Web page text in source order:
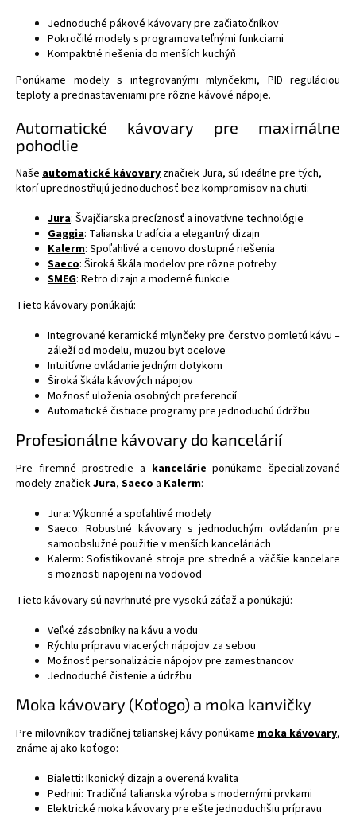
Jednoduché pákové kávovary pre začiatočníkov
Pokročilé modely s programovateľnými funkciami
Kompaktné riešenia do menších kuchýň
Ponúkame modely s integrovanými mlynčekmi, PID reguláciou
teploty a prednastaveniami pre rôzne kávové nápoje.
Automatické kávovary pre maximálne
pohodlie
Naše automatické kávovary značiek Jura, sú ideálne pre tých,
ktorí uprednostňujú jednoduchosť bez kompromisov na chuti:
Jura: Švajčiarska precíznosť a inovatívne technológie
Gaggia: Talianska tradícia a elegantný dizajn
Kalerm: Spoľahlivé a cenovo dostupné riešenia
Saeco: Široká škála modelov pre rôzne potreby
SMEG: Retro dizajn a moderné funkcie
Tieto kávovary ponúkajú:
Integrované keramické mlynčeky pre čerstvo pomletú kávu –
záleží od modelu, muzou byt ocelove
Intuitívne ovládanie jedným dotykom
Široká škála kávových nápojov
Možnosť uloženia osobných preferencií
Automatické čistiace programy pre jednoduchú údržbu
Profesionálne kávovary do kancelárií
Pre firemné prostredie a kancelárie ponúkame špecializované
modely značiekJura, Saeco a Kalerm:
Jura: Výkonné a spoľahlivé modely
Saeco: Robustné kávovary s jednoduchým ovládaním pre
samoobslužné použitie v menších kanceláriách
Kalerm: Sofistikované stroje pre stredné a väčšie kancelare
s moznosti napojeni na vodovod
Tieto kávovary sú navrhnuté pre vysokú záťaž a ponúkajú:
Veľké zásobníky na kávu a vodu
Rýchlu prípravu viacerých nápojov za sebou
Možnosť personalizácie nápojov pre zamestnancov
Jednoduché čistenie a údržbu
Moka kávovary (Koťogo) a moka kanvičky
Pre milovníkov tradičnej talianskej kávy ponúkame moka kávovary,
známe aj ako koťogo:
Bialetti: Ikonický dizajn a overená kvalita
Pedrini: Tradičná talianska výroba s modernými prvkami
Elektrické moka kávovary pre ešte jednoduchšiu prípravu